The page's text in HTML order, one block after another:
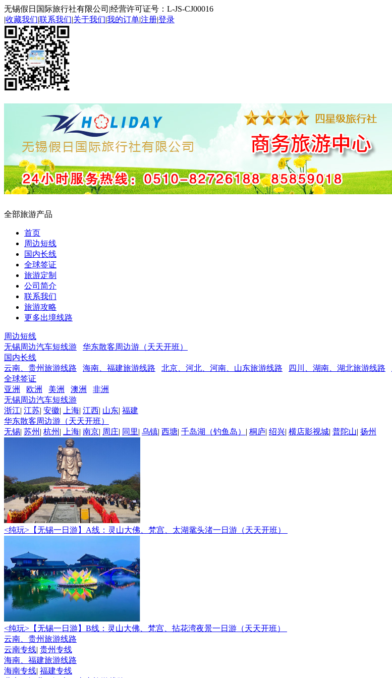
无锡假日国际旅行社有限公司 |经营许可证号：L-JS-CJ00016
|收藏我们|联系我们|关于我们|我的订单|注册|登录
全部旅游产品
首页
周边短线
国内长线
全球签证
旅游定制
公司简介
联系我们
旅游攻略
更多出境线路
周边短线
无锡周边汽车短线游
华东散客周边游（天天开班）
国内长线
云南、贵州旅游线路
海南、福建旅游线路 北京、河北、河南、山东旅游线路 四川、湖南、湖北旅游线路
全球签证
亚洲
欧洲 美洲 澳洲
非洲
无锡周边汽车短线游
浙江| 江苏| 安徽| 上海| 江西| 山东| 福建
华东散客周边游（天天开班）
无锡| 苏州 | 杭州 | 上海| 南京| 周庄| 同里| 乌镇| 西塘| 千岛湖（钓鱼岛） | 桐庐| 绍兴| 横店影视城| 普陀山| 扬州
<纯玩> 【无锡一日游】A线：灵山大佛、梵宫、太湖鼋头渚一日游（天天开班）
<纯玩> 【无锡一日游】B线：灵山大佛、梵宫、拈花湾夜景一日游（天天开班）
云南、贵州旅游线路
云南专线| 贵州专线
海南、福建旅游线路
海南专线| 福建专线